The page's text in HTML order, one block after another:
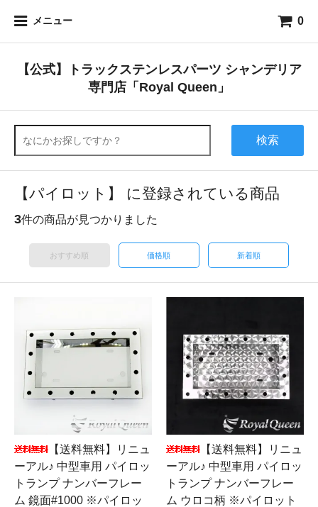
メニュー 0
【公式】トラックステンレスパーツ シャンデリア
専門店「Royal Queen」
検索
【パイロット】 に登録されている商品
3件の商品が見つかりました
おすすめ順 価格順 新着順
【送料無料】リニュ
ーアル♪ 中型車用 パイロッ
トランプ ナンバーフレー
ム 鏡面#1000 ※パイロッ
【送料無料】リニュ
ーアル♪ 中型車用 パイロッ
トランプ ナンバーフレー
ム ウロコ柄 ※パイロット